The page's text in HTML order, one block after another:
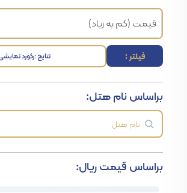
فیلتر : نتایج :رکورد
براساس نام هتل:
براساس قیمت ریال: